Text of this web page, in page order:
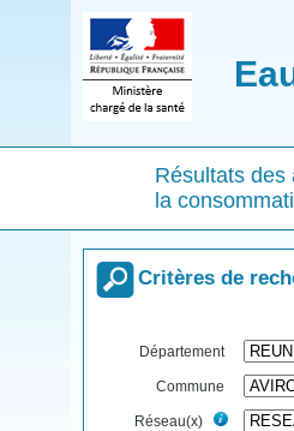
Résultats des
la
Critères de
Département
Commune
Réseau(x)